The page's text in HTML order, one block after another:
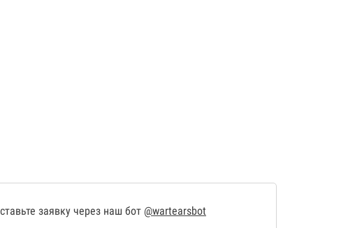
заявку через наш бот @wartearsbot